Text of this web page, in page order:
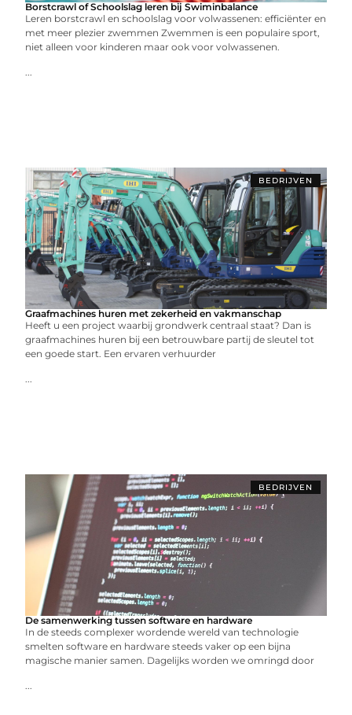
Borstcrawl of Schoolslag leren bij Swiminbalance
Leren borstcrawl en schoolslag voor volwassenen: efficiënter en
met meer plezier zwemmen Zwemmen is een populaire sport,
niet alleen voor kinderen maar ook voor volwassenen.
...
BEDRIJVEN
Graafmachines huren met zekerheid en vakmanschap
Heeft u een project waarbij grondwerk centraal staat? Dan is
graafmachines huren bij een betrouwbare partij de sleutel tot
een goede start. Een ervaren verhuurder
...
BEDRIJVEN
De samenwerking tussen software en hardware
In de steeds complexer wordende wereld van technologie
smelten software en hardware steeds vaker op een bijna
magische manier samen. Dagelijks worden we omringd door
...